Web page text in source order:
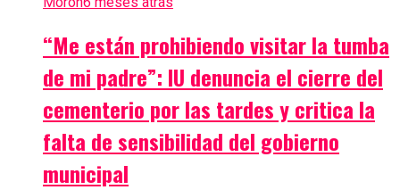
“Me están prohibiendo visitar la tumba
de mi padre”: IU denuncia el cierre del
cementerio por las tardes y critica la
falta de sensibilidad del gobierno
municipal